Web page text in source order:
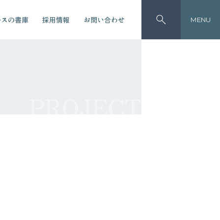
の書庫 採用情報 お問い合わせ MENU